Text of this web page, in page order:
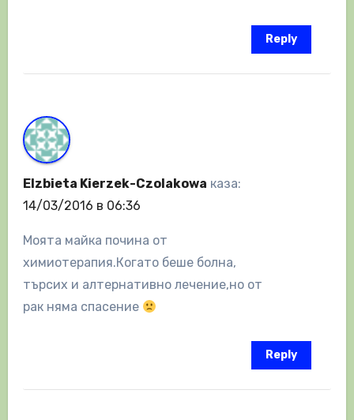
Reply
Elzbieta Kierzek-Czolakowa каза:
14/03/2016 в 06:36
Моята майка почина от
химиотерапия.Когато беше болна,
търсих и алтернативно лечение,но от
рак няма спасение
Reply